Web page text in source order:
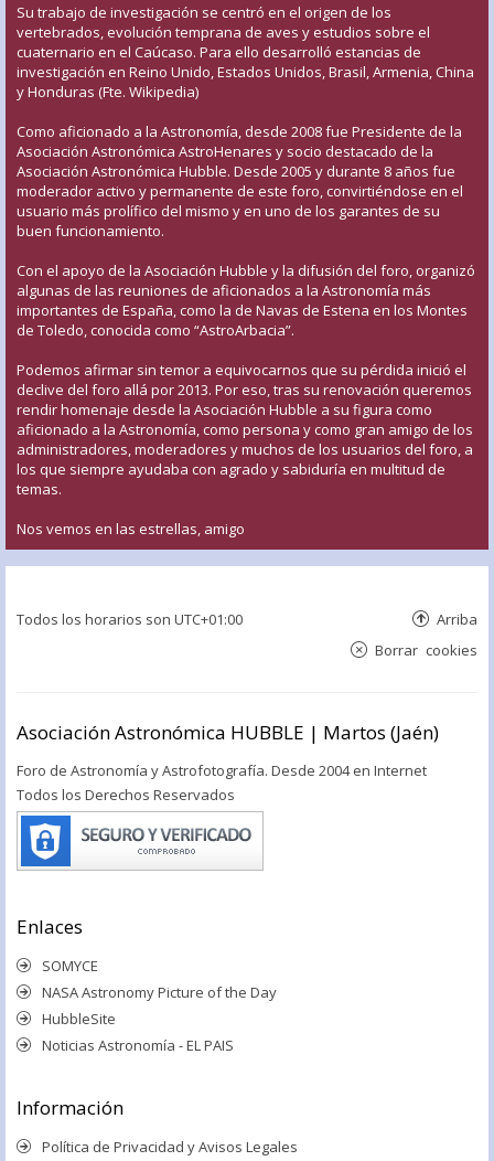
Su trabajo de investigación se centró en el origen de los
vertebrados, evolución temprana de aves y estudios sobre el
cuaternario en el Caúcaso. Para ello desarrolló estancias de
investigación en Reino Unido, Estados Unidos, Brasil, Armenia, China
y Honduras (Fte. Wikipedia)
Como aficionado a la Astronomía, desde 2008 fue Presidente de la
Asociación Astronómica AstroHenares y socio destacado de la
Asociación Astronómica Hubble. Desde 2005 y durante 8 años fue
moderador activo y permanente de este foro, convirtiéndose en el
usuario más prolífico del mismo y en uno de los garantes de su
buen funcionamiento.
Con el apoyo de la Asociación Hubble y la difusión del foro, organizó
algunas de las reuniones de aficionados a la Astronomía más
importantes de España, como la de Navas de Estena en los Montes
de Toledo, conocida como “AstroArbacia”.
Podemos afirmar sin temor a equivocarnos que su pérdida inició el
declive del foro allá por 2013. Por eso, tras su renovación queremos
rendir homenaje desde la Asociación Hubble a su figura como
aficionado a la Astronomía, como persona y como gran amigo de los
administradores, moderadores y muchos de los usuarios del foro, a
los que siempre ayudaba con agrado y sabiduría en multitud de
temas.
Nos vemos en las estrellas, amigo
Todos los horarios son UTC+01:00 Arriba
Borrar cookies
Asociación Astronómica HUBBLE | Martos (Jaén)
Foro de Astronomía y Astrofotografía. Desde 2004 en Internet
Todos los Derechos Reservados
Enlaces
SOMYCE
NASA Astronomy Picture of the Day
HubbleSite
Noticias Astronomía - EL PAIS
Información
Política de Privacidad y Avisos Legales